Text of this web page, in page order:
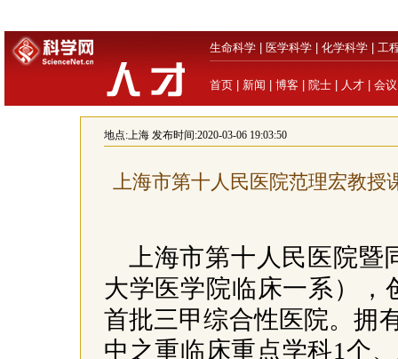
生命科学 医学科学 化学科学 工
首页 新闻 博客 院士 人才 会议
地点:上海发布时间:2020-03-06 19:03:50
上海市第十人民医院范理宏教授
上海市第十人民医院
大学医学院临床一系），
首批三甲综合性医院。拥
中之重临床重点学科1个